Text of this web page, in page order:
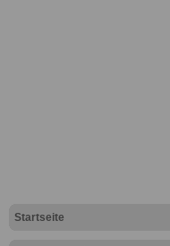
Startseite